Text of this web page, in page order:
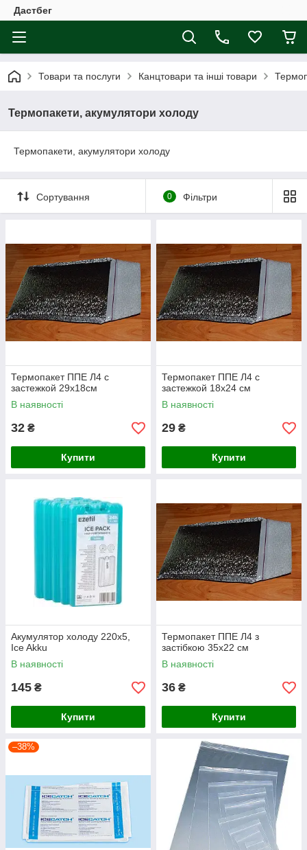
Дастбег
Товари та послуги Канцтовари та інші товари
Термопакети, акумулятори холоду
Термопакети, акумулятори холоду
Сортування 0 Фільтри
Термопакет ППЕ Л4 с
застежкой 29х18см
В наявності
32 ₴
Купити
Термопакет ППЕ Л4 с
застежкой 18х24 см
В наявності
29 ₴
Купити
Акумулятор холоду 220х5,
Ice Akku
В наявності
145 ₴
Купити
Термопакет ППЕ Л4 з
застібкою 35х22 см
В наявності
36 ₴
Купити
–38%